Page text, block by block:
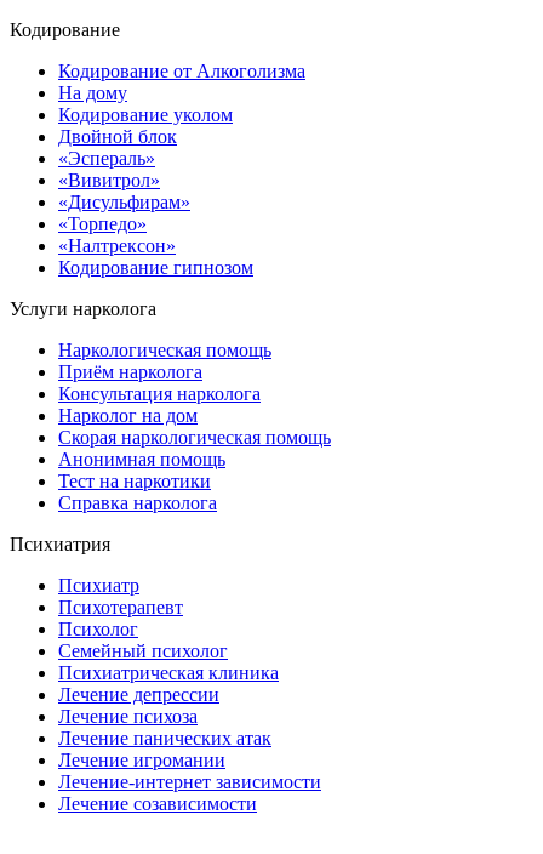
Кодирование
Кодирование от Алкоголизма
На дому
Кодирование уколом
Двойной блок
«Эспераль»
«Вивитрол»
«Дисульфирам»
«Торпедо»
«Налтрексон»
Кодирование гипнозом
Услуги нарколога
Наркологическая помощь
Приём нарколога
Консультация нарколога
Нарколог на дом
Скорая наркологическая помощь
Анонимная помощь
Тест на наркотики
Справка нарколога
Психиатрия
Психиатр
Психотерапевт
Психолог
Семейный психолог
Психиатрическая клиника
Лечение депрессии
Лечение психоза
Лечение панических атак
Лечение игромании
Лечение-интернет зависимости
Лечение созависимости